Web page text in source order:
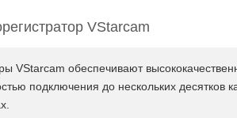
VStarcam
VStarcam обеспечивают
подключения до нескольких десятков